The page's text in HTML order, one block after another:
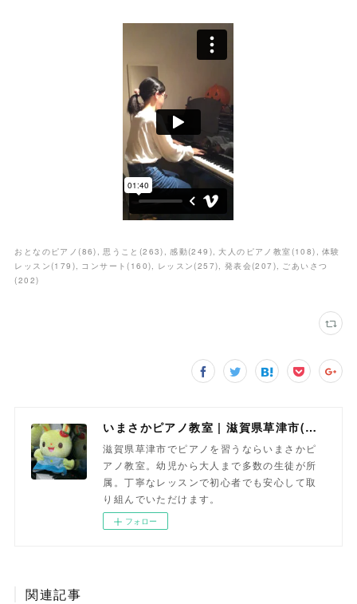
おとなのピアノ(86) 思うこと (263) 感動(249 ) 大人のピアノ教室(108)
体験
レッスン(179 ) コンサート( 160) レッスン(257) 発表会(207 )
ごあいさつ
(202)
いまさかピアノ教室 | 滋賀県草津市(南草津)のピアノ教室
滋賀県草津市でピアノを習うならいまさかピ
アノ教室。幼児から大人まで多数の生徒が所
属。丁寧なレッスンで初心者でも安心して取
り組んでいただけます。
フォロー
関連記事